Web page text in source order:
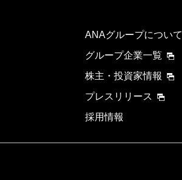
ANAグループについて
グループ企業一覧
株主・投資家情報
プレスリリース
採用情報